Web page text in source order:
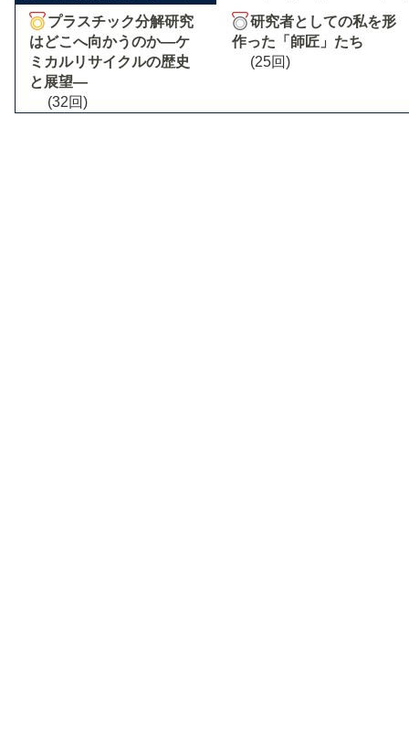
プラスチック分解研究
はどこへ向かうのか―ケ
ミカルリサイクルの歴史
と展望―
(32回)
研究者としての私を形
作った「師匠」たち
(25回)